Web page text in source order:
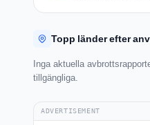
Topp länder efter
Inga aktuella
tillgängliga.
ADVERTISEMENT